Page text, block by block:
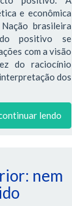
e econômica
brasileira
positivo se
com a visão
do raciocínio
dos
lendo
nem